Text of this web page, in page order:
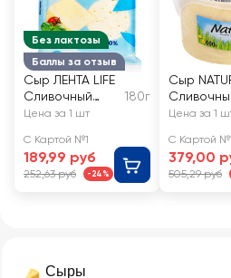
Сыры
Без лактозы
Баллы за отзыв
Сыр ЛЕНТА LIFE
Сливочный
безлактозный
180г
Цена за 1 шт
С Картой №1
189,99 руб
252,63 руб -24%
Сыр
Легкий
Цена за 1
С Картой
379,00
505,29 руб